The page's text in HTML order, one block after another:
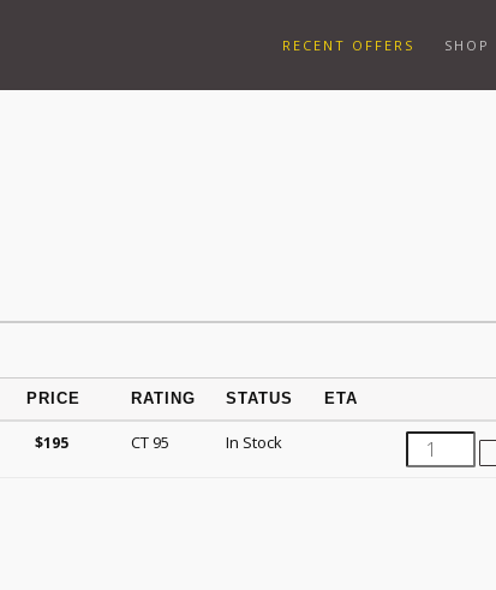
RECENT OFFERS SHOP
PRICE RATING STATUS ETA
$195 CT 95 In Stock